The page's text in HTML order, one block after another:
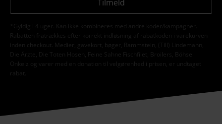
Tilmeld
*Gyldig i 4 uger. Kan ikke kombineres med andre koder/kampagner.
Rabatten fratrækkes efter korrekt indløsning af rabatkoden i varekurven
inden checkout. Medier, gavekort, bøger, Rammstein, (Till) Lindemann,
Die Ärzte, Die Toten Hosen, Feine Sahne Fischfilet, Broilers, Böhse
Onkelz og varer med en donation til velgørenhed i prisen, er undtaget
rabat.